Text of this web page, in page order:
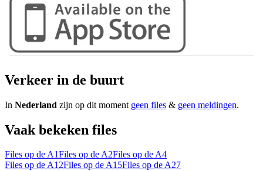
Verkeer in de buurt
In Nederland zijn op dit moment geen files & geen meldingen.
Vaak bekeken files
Files op de A1Files op de A2Files op de A4
Files op de A12Files op de A15Files op de A27